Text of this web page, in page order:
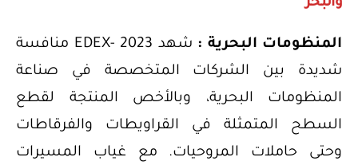
المنظومات البحرية :
شهد EDEX- 2023 منافسة
شديدة بين الشركات المتخصصة في صناعة
المنظومات البحرية، وبالأخص المنتجة لقطع
السطح المتمثلة في القراويطات والفرقاطات
وحتى حاملات المروحيات. مع غياب المسيرات